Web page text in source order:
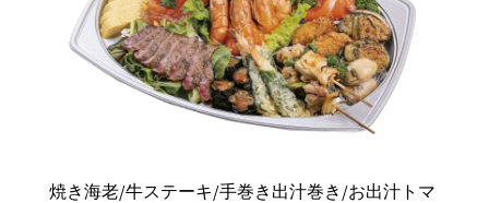
焼き海老/牛ステーキ/手巻き出汁巻き/お出汁トマ